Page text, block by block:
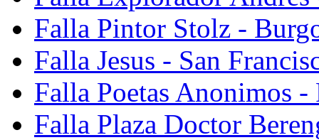
Falla Pintor Stolz -
Falla Jesus - San
Falla Poetas Anonimos
Falla Plaza Doctor